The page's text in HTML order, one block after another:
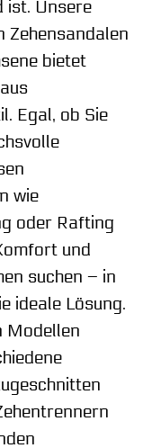
ist. Unsere
bietet
Egal, ob Sie
wie
oder Rafting
und
suchen – in
ideale Lösung.
Modellen